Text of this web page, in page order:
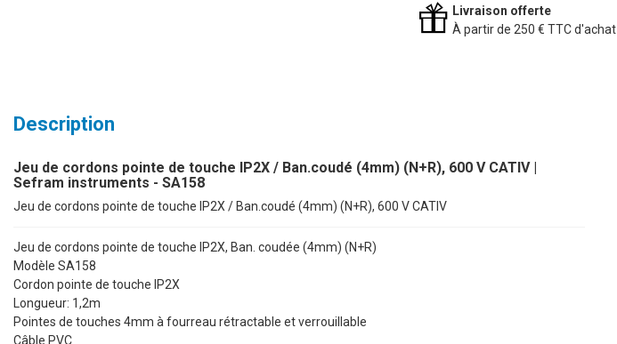
Livraison offerte
À partir de 250 € TTC d'achat
Description
Jeu de cordons pointe de touche IP2X / Ban.coudé (4mm) (N+R), 600 V CATIV |
Sefram instruments - SA158
Jeu de cordons pointe de touche IP2X / Ban.coudé (4mm) (N+R), 600 V CATIV
Jeu de cordons pointe de touche IP2X, Ban. coudée (4mm) (N+R)
Modèle SA158
Cordon pointe de touche IP2X
Longueur: 1,2m
Pointes de touches 4mm à fourreau rétractable et verrouillable
Câble PVC